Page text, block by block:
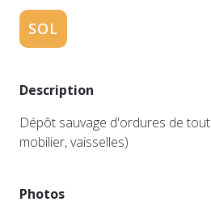
SOL
Description
Dépôt sauvage d'ordures de
mobilier, vaisselles)
Photos